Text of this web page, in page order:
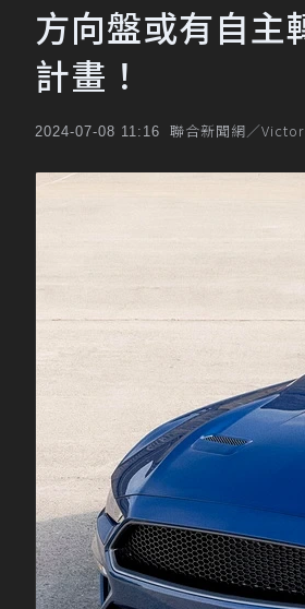
方向盤或有自
計畫！
2024-07-08 11:16 聯合新聞網／